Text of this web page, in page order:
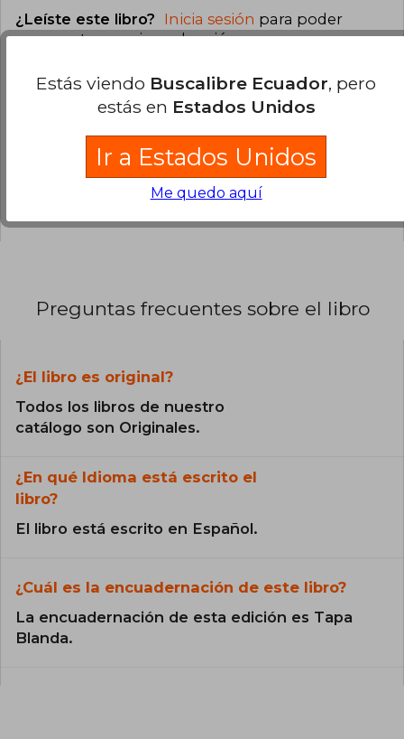
¿Leíste este libro? Inicia sesión para poder
agregar tu propia evaluación.
100% (1)
0% (0)
0% (0)
0% (0)
0% (0)
Preguntas frecuentes sobre el libro
¿El libro es original?
Todos los libros de nuestro
catálogo son Originales.
¿En qué Idioma está escrito el
libro?
El libro está escrito en Español.
¿Cuál es la encuadernación de este libro?
La encuadernación de esta edición es Tapa
Blanda.
Estás viendo Buscalibre Ecuador, pero
estás en Estados Unidos
Ir a Estados Unidos
Me quedo aquí